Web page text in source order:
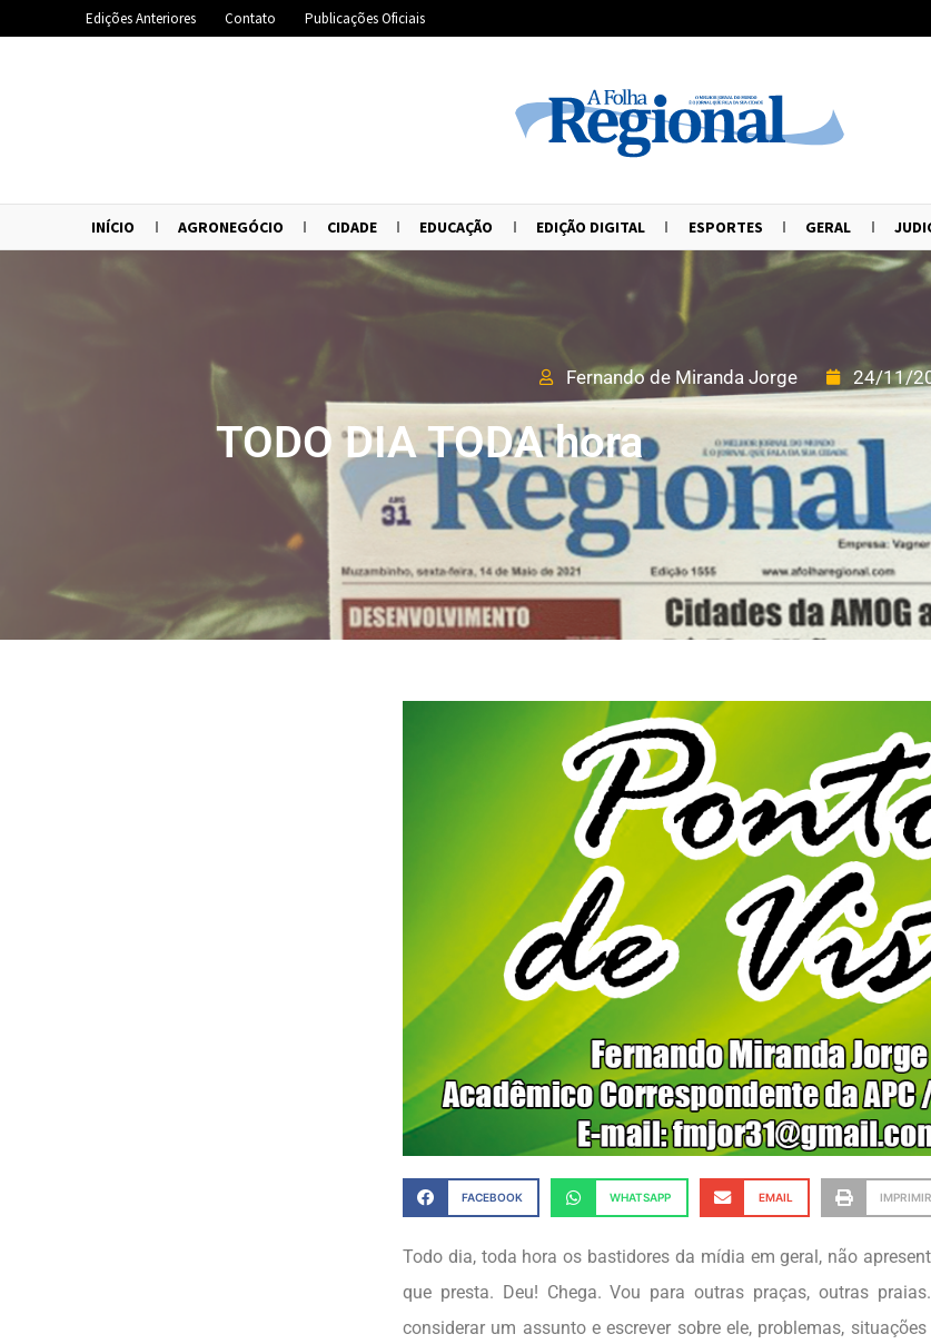
Edições Anteriores Contato Publicações Oficiais
INÍCIO AGRONEGÓCIO CIDADE EDUCAÇÃO EDIÇÃO DIGITAL ESPORTES GERAL
Fernando de Miranda Jorge 24/11/
TODO DIA TODA hora
FACEBOOK WHATSAPP EMAIL IMPRIMIR
Todo dia, toda hora os bastidores da mídia em geral, não
que presta. Deu! Chega. Vou para outras praças, outras
considerar um assunto e escrever sobre ele, problemas,